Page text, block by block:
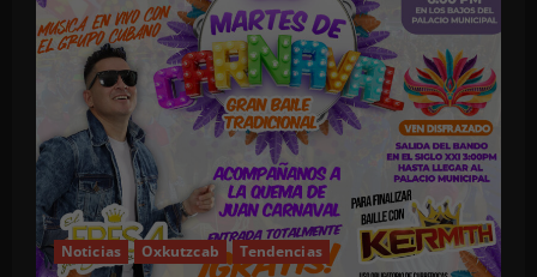
Muna-
Opichén,
en
completo
abandono,
denuncian
guiadores
Noticias Oxkutzcab Tendencias